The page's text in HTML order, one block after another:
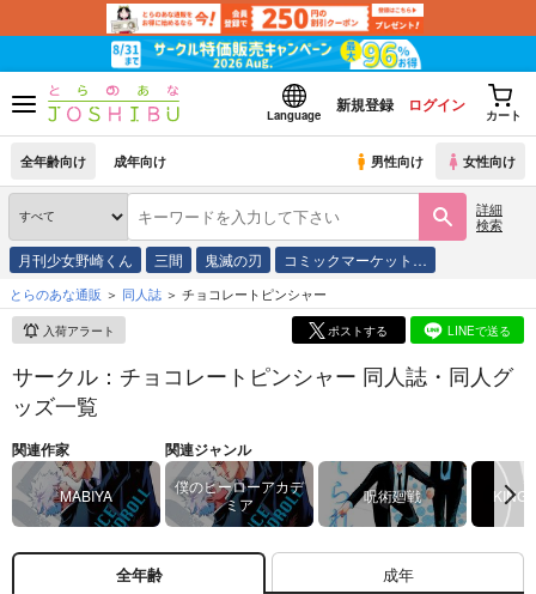
Language
新規登録 ログイン
カート
全年齢向け 成年向け 男性向け 女性向け
詳細
検索
月刊少女野崎くん 三間 鬼滅の刃 コミックマーケット…
とらのあな通販 同人誌 チョコレートピンシャー
入荷アラート ポストする LINEで送る
サークル：チョコレートピンシャー 同人誌・同人グ
ッズ一覧
関連作家
MABIYA
関連ジャンル
僕のヒーローアカデ
ミア
呪術廻戦 KING
全年齢 成年